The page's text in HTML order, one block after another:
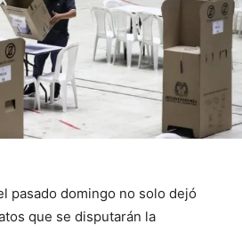
pasado domingo no solo dejó
que se disputarán la